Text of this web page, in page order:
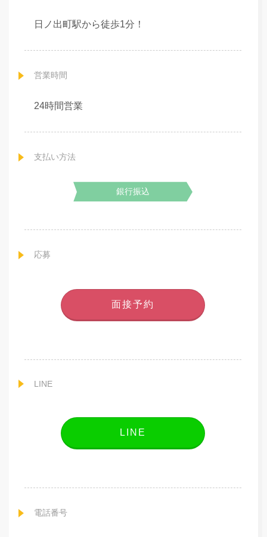
日ノ出町駅から徒歩1分！
営業時間
24時間営業
支払い方法
銀行振込
応募
面接予約
LINE
LINE
電話番号